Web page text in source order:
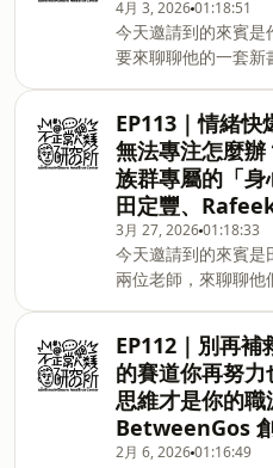
書就是在人生各個領
學」的眼鏡，過濾
己的情境後，來做出
這集節目我們也分享
湯還有掉進去的坑，
心有戚戚焉喔。訂
https://shosho.tw/
公司領股票，自己創
至其他風險更大的市
賺到一筆讓自己這輩
錢，然後就實現財富
在這條路上跌跌撞撞
的書之後，才發覺
錯，那恰恰是讓自
反方向前進。其實，
由的定義就下錯了。
由郝哥從「財富自由
接下來談到了許多
標的障礙，宇哲老師
業，教我們如何去避
能更輕鬆的往財富自
深深地相信，這本
都可以執行，而且
了。你
4月 3, 202601:18:51
今天邀請到的來賓是
要來聊聊他的一套新
聊到的議題，就是孩
進步得這麼快的世界
測三年後世界會變得
的那條康莊大道，就
大公司慢慢往上爬這
了。就連我們都沒辦
工作還在不在，又要
的方向呢?於是軒哥
家長，另一本是給孩
孩子指令，不如跟他
話，而這套書就是這
別讓家長和孩子都
循序漸進的一起描繪
的航海圖。我們在節
關心的議題，像是到
EP113｜情緒快
無法專注怎麼
族群專屬的「
田定豐、
3月 27, 202601:18:33
今天邀請到的來賓是
兩位老師，來聊聊他
我們分享他可以拍成
而之後他因為經歷了
低谷，在因緣際會
療癒的工具，以及認
Raffeka 老師的故事
從一個被原住民阿嬤
EP112｜別再補
的賽道你再努
思維才是你的
BetweenGos
2月 6, 202601:16:49